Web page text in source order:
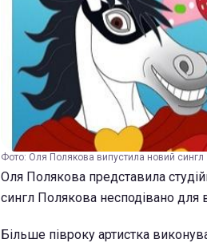
Фото: Оля Полякова випустила новий сингл
Оля Полякова представила
сингл Полякова несподівано для
Більше півроку артистка